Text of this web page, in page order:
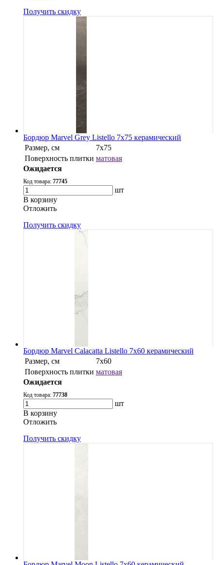
Получить скидку
Бордюр Marvel Grey Listello 7x75 керамический
Размер, см
7x75
Поверхность плитки матовая
Ожидается
Код товара: 77745
шт
В корзину
Oтложить
Получить скидку
Бордюр Marvel Calacatta Listello 7x60 керамический
Размер, см
7x60
Поверхность плитки матовая
Ожидается
Код товара: 77738
шт
В корзину
Oтложить
Получить скидку